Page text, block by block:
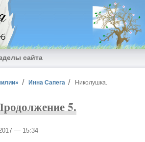
сайта
Инна Сапега
Николушка.
5.
2017 — 15:34